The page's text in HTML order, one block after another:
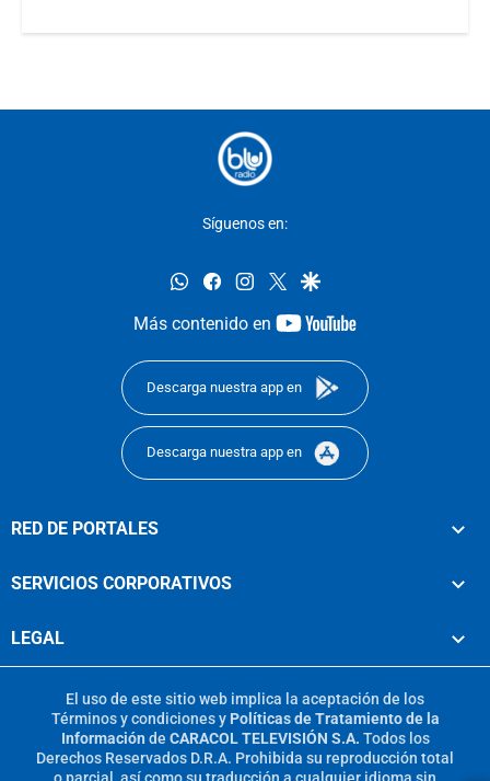
Síguenos en:
whatsappfacebookinstagram
twittergoogle
Más contenido en
youtube-
Descarga nuestra app en
Descarga nuestra app en
RED DE PORTALES
SERVICIOS CORPORATIVOS
LEGAL
El uso de este sitio web implica la aceptación de los
Términos y condicionesy Políticas de Tratamiento de la
Información de CARACOL TELEVISIÓN S.A. Todos los
Derechos Reservados D.R.A. Prohibida su reproducción total